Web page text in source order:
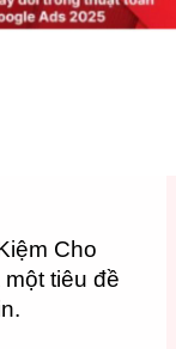
Cho
tiêu đề